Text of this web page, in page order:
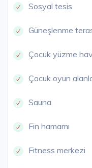
Sosyal tesis
Güneşlenme
Çocuk yüzme
Çocuk oyun
Sauna
Fin hamamı
Fitness merkezi